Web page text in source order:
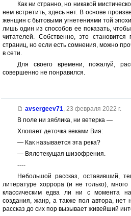
Как ни странно, но никакой
нем встретить, здесь нет. В основе
женщин с бытовыми угнетениями той
лишь один из способов ее показать,
читателей. Собственно, это
страниц, но если есть сомнения, можно
в сети.
Для своего времени, пожалуй,
совершенно не понравился.
avsergeev71, 23 февраля 2022 г.
В поле ни зяблика, ни ветерка —
Хлопает деточка веками Вия:
— Как называется эта река?
— Вялотекущая шизофрения.
----
Небольшой рассказ, оставивший,
литературе хоррора (и не только),
классическим едва ли ни с момента
создания, жанр, а также пол автора, нет
рассказ до сих пор вызывает живейший